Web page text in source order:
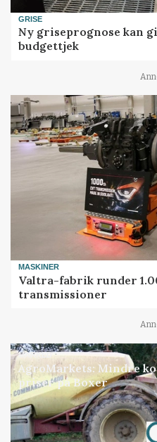
GRISE
Ny griseprognose kan
budgettjek
MASKINER
Valtra-fabrik runder
transmissioner
MARKED
AgroMarkets: Mindre
priser på Boxer